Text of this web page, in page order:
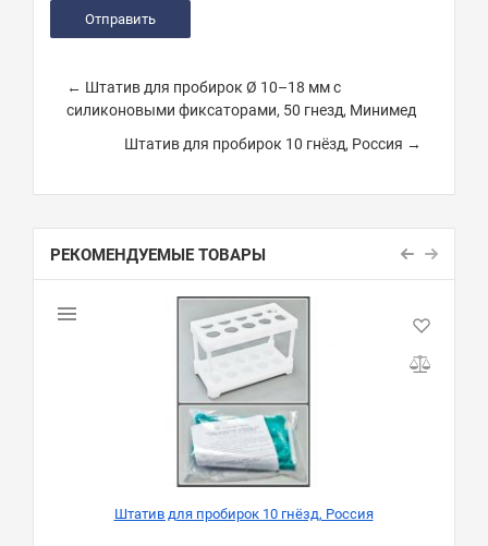
← Штатив для пробирок Ø 10–18 мм с
силиконовыми фиксаторами, 50 гнезд, Минимед
Штатив для пробирок 10 гнёзд, Россия →
РЕКОМЕНДУЕМЫЕ ТОВАРЫ
Штатив для пробирок 10 гнёзд, Россия